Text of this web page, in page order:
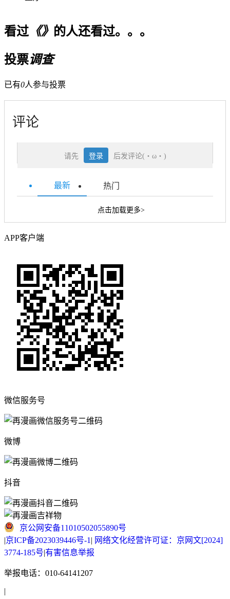
看过《》 的人还看过。。。
投票调查
已有0人参与投票
评论
请先 登录 后发评论(・ω・)
最新 热门
点击加载更多>
APP客户端
微信服务号
微博
抖音
京公网安备11010502055890号
|京ICP备2023039446号-1 | 网络文化经营许可证：京网文[2024]
3774-185号|有害信息举报
举报电话：010-64141207
|